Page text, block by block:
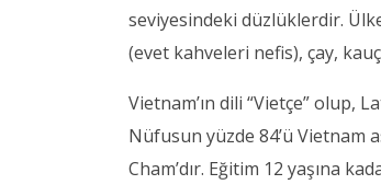
seviyesindeki düzlüklerdir.
(evet kahveleri nefis), çay,
Vietnam’ın dili “Vietçe” olup,
Nüfusun yüzde 84’ü Vietnam
Cham’dır. Eğitim 12 yaşına